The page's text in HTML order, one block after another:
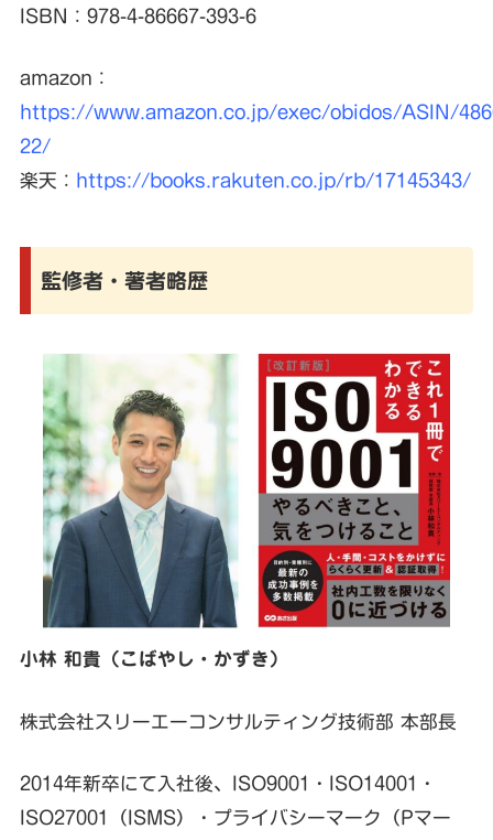
ISBN：978-4-86667-393-6
amazon：
https://www.amazon.co.jp/exec/obidos/ASIN/
22/
楽天： https://books.rakuten.co.jp/rb/17145343/
監修者・著者略歴
小林 和貴（こばやし・かずき）
株式会社スリーエーコンサルティング技術部 本部長
2014年新卒にて入社後、ISO9001・ISO14001・
ISO27001（ISMS）・プライバシーマーク（Pマー